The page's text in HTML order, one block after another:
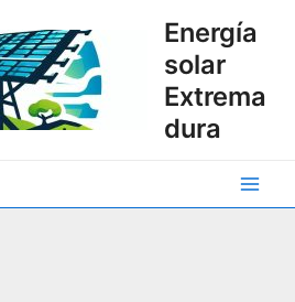
Energía
solar
Extrema
dura
Main